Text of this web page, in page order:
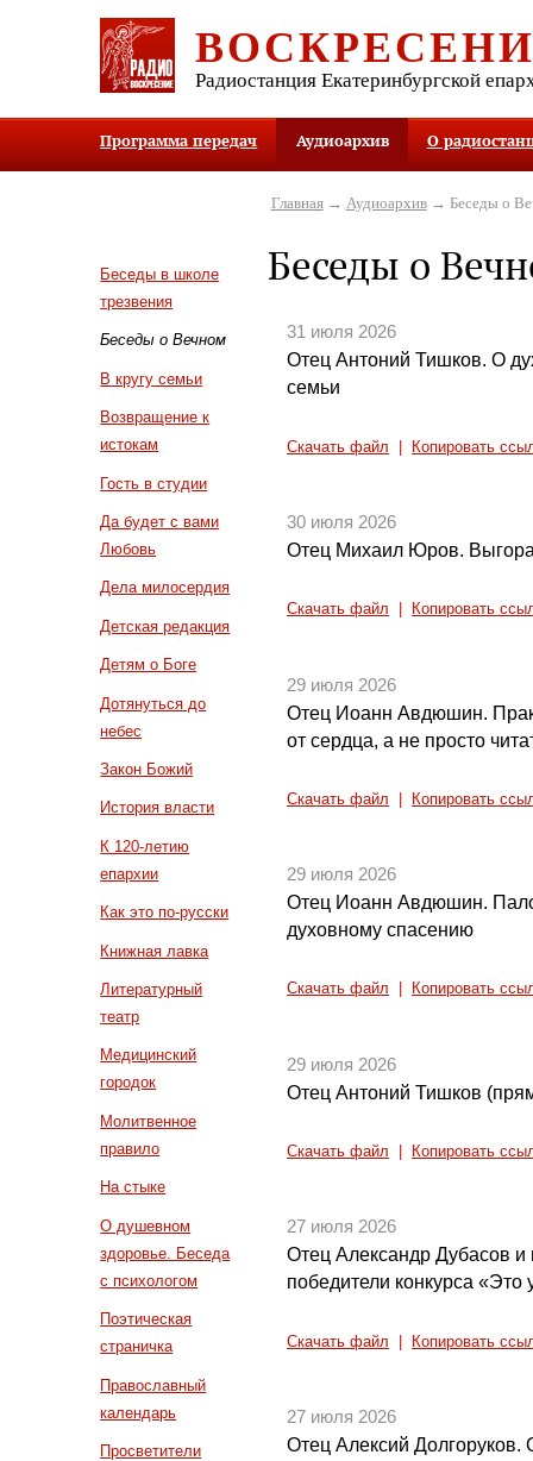
Радиостанция Екатеринбургской
Программа передач Аудиоархив О
Беседы в школе
трезвения
Беседы о Вечном
В кругу семьи
Возвращение к
истокам
Гость в студии
Да будет с вами
Любовь
Дела милосердия
Детская редакция
Детям о Боге
Дотянуться до
небес
Закон Божий
История власти
К 120-летию
епархии
Как это по-русски
Книжная лавка
Литературный
театр
Медицинский
городок
Молитвенное
правило
На стыке
О душевном
здоровье. Беседа
с психологом
Поэтическая
страничка
Православный
календарь
Просветители
Главная→ Аудиоархив→ Беседы о
Беседы о
31 июля 2026
Отец Антоний Тишков. О
семьи
Скачать файл Копировать
30 июля 2026
Отец Михаил Юров.
Скачать файл Копировать
29 июля 2026
Отец Иоанн Авдюшин.
от сердца, а не просто
Скачать файл Копировать
29 июля 2026
Отец Иоанн Авдюшин.
духовному спасению
Скачать файл Копировать
29 июля 2026
Отец Антоний Тишков
Скачать файл Копировать
27 июля 2026
Отец Александр Дубасов
победители конкурса «Это
Скачать файл Копировать
27 июля 2026
Отец Алексий